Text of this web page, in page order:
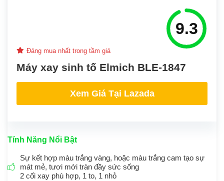
9.3
Đáng mua nhất trong tầm giá
Máy xay sinh tố Elmich BLE-1847
Xem Giá Tại Lazada
Tính Năng Nổi Bật
Sự kết hợp màu trắng vàng, hoặc màu trắng cam tạo sự
mát mẻ, tươi mới tràn đầy sức sống
2 cối xay phù hợp, 1 to, 1 nhỏ